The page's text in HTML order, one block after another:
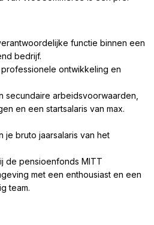
functie binnen een
bedrijf.
ontwikkeling en
secundaire arbeidsvoorwaarden,
en een startsalaris van max.
je bruto jaarsalaris van het
de pensioenfonds MITT
met een enthousiast en een
team.